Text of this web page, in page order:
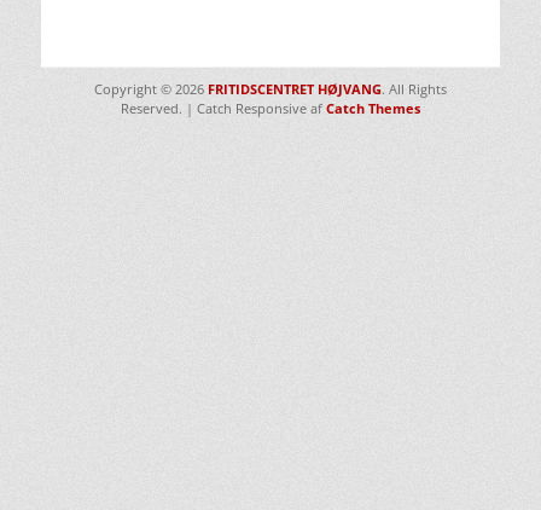
Copyright © 2026 FRITIDSCENTRET HØJVANG. All Rights
Reserved. | Catch Responsive af Catch Themes